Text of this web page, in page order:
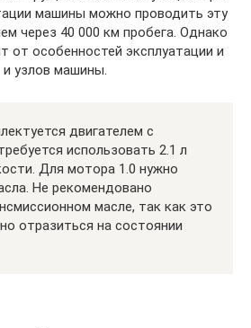
машины можно проводить эту
через 40 000 км пробега. Однако
от особенностей эксплуатации и
и узлов машины.
двигателем с
использовать 2.1 л
Для мотора 1.0 нужно
Не рекомендовано
масле, так как это
отразиться на состоянии